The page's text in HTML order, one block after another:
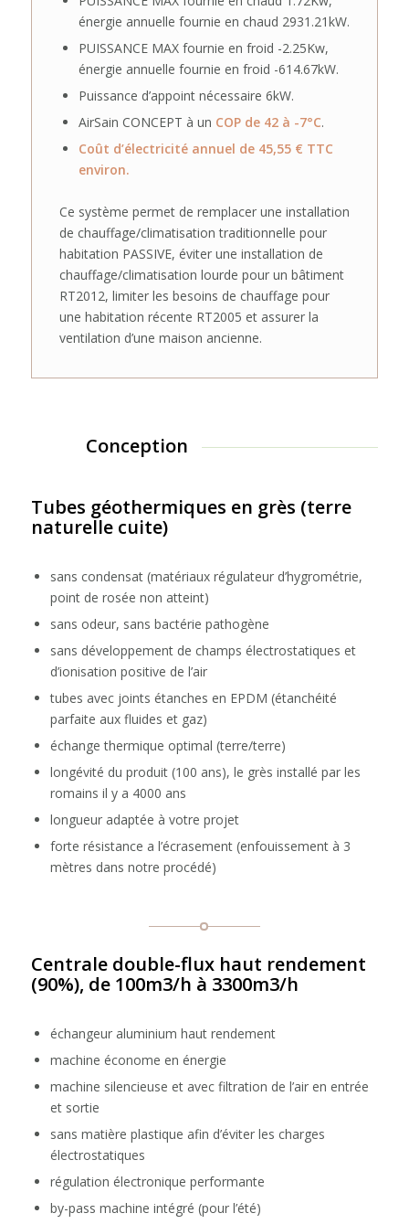
énergie annuelle fournie en chaud 2931.21kW.
PUISSANCE MAX fournie en froid -2.25Kw,
énergie annuelle fournie en froid -614.67kW.
Puissance d’appoint nécessaire 6kW.
AirSain CONCEPT à un COP de 42 à -7°C.
Coût d’électricité annuel de 45,55 € TTC
environ.
Ce système permet de remplacer une installation
de chauffage/climatisation traditionnelle pour
habitation PASSIVE, éviter une installation de
chauffage/climatisation lourde pour un bâtiment
RT2012, limiter les besoins de chauffage pour
une habitation récente RT2005 et assurer la
ventilation d’une maison ancienne.
Conception
Tubes géothermiques en grès (terre
naturelle cuite)
sans condensat (matériaux régulateur d’hygrométrie,
point de rosée non atteint)
sans odeur, sans bactérie pathogène
sans développement de champs électrostatiques et
d’ionisation positive de l’air
tubes avec joints étanches en EPDM (étanchéité
parfaite aux fluides et gaz)
échange thermique optimal (terre/terre)
longévité du produit (100 ans), le grès installé par les
romains il y a 4000 ans
longueur adaptée à votre projet
forte résistance a l’écrasement (enfouissement à 3
mètres dans notre procédé)
Centrale double-flux haut rendement
(90%), de 100m3/h à 3300m3/h
échangeur aluminium haut rendement
machine économe en énergie
machine silencieuse et avec filtration de l’air en entrée
et sortie
sans matière plastique afin d’éviter les charges
électrostatiques
régulation électronique performante
by-pass machine intégré (pour l’été)